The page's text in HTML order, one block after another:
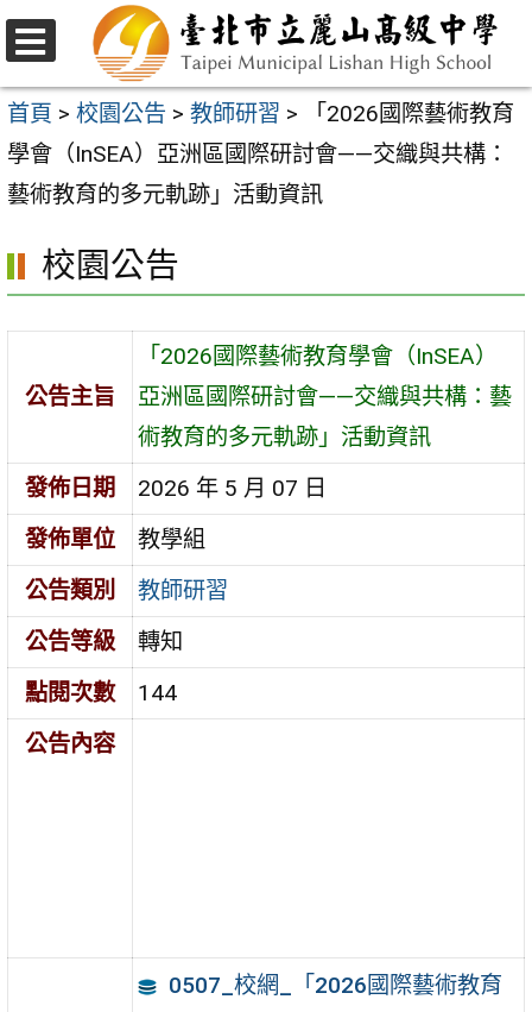
跳
至
主
要
內
區
選
單
首頁 > 校園公告 > 教師研習 >
「2026國際藝術教育
學會（InSEA）亞洲區國際研討會——交織與共構：
藝術教育的多元軌跡」活動資訊
校園公告
公告主旨
「2026國際藝術教育學會（InSEA）
亞洲區國際研討會——交織與共構：藝
術教育的多元軌跡」活動資訊
發佈日期
2026 年 5 月 07 日
發佈單位
教學組
公告類別
教師研習
公告等級
轉知
點閱次數
144
公告內容
0507_校網_「2026國際藝術教育